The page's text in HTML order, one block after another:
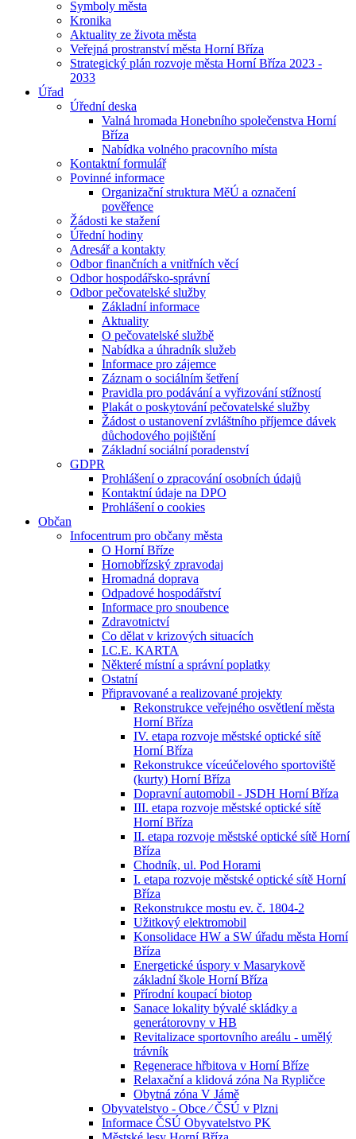
Symboly města
Kronika
Aktuality ze života města
Veřejná prostranství města Horní Bříza
Strategický plán rozvoje města Horní Bříza 2023 -
2033
Úřad
Úřední deska
Valná hromada Honebního společenstva Horní
Bříza
Nabídka volného pracovního místa
Kontaktní formulář
Povinné informace
Organizační struktura MěÚ a označení
pověřence
Žádosti ke stažení
Úřední hodiny
Adresář a kontakty
Odbor finančních a vnitřních věcí
Odbor hospodářsko-správní
Odbor pečovatelské služby
Základní informace
Aktuality
O pečovatelské službě
Nabídka a úhradník služeb
Informace pro zájemce
Záznam o sociálním šetření
Pravidla pro podávání a vyřizování stížností
Plakát o poskytování pečovatelské služby
Žádost o ustanovení zvláštního příjemce dávek
důchodového pojištění
Základní sociální poradenství
GDPR
Prohlášení o zpracování osobních údajů
Kontaktní údaje na DPO
Prohlášení o cookies
Občan
Infocentrum pro občany města
O Horní Bříze
Hornobřízský zpravodaj
Hromadná doprava
Odpadové hospodářství
Informace pro snoubence
Zdravotnictví
Co dělat v krizových situacích
I.C.E. KARTA
Některé místní a správní poplatky
Ostatní
Připravované a realizované projekty
Rekonstrukce veřejného osvětlení města
Horní Bříza
IV. etapa rozvoje městské optické sítě
Horní Bříza
Rekonstrukce víceúčelového sportoviště
(kurty) Horní Bříza
Dopravní automobil - JSDH Horní Bříza
III. etapa rozvoje městské optické sítě
Horní Bříza
II. etapa rozvoje městské optické sítě Horní
Bříza
Chodník, ul. Pod Horami
I. etapa rozvoje městské optické sítě Horní
Bříza
Rekonstrukce mostu ev. č. 1804-2
Užitkový elektromobil
Konsolidace HW a SW úřadu města Horní
Bříza
Energetické úspory v Masarykově
základní škole Horní Bříza
Přírodní koupací biotop
Sanace lokality bývalé skládky a
generátorovny v HB
Revitalizace sportovního areálu - umělý
trávník
Regenerace hřbitova v Horní Bříze
Relaxační a klidová zóna Na Rypličce
Obytná zóna V Jámě
Obyvatelstvo - Obce ⁄ ČSÚ v Plzni
Informace ČSÚ Obyvatelstvo PK